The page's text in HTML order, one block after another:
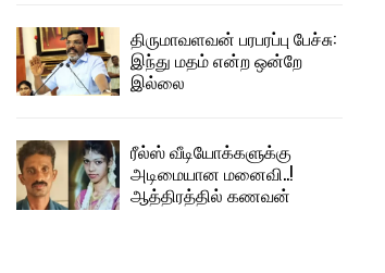
திருமாவளவன் பரபரப்பு பேச்சு:
இந்து மதம் என்ற ஒன்றே
இல்லை
ரீல்ஸ் வீடியோக்களுக்கு
அடிமையான மனைவி..!
ஆத்திரத்தில் கணவன்